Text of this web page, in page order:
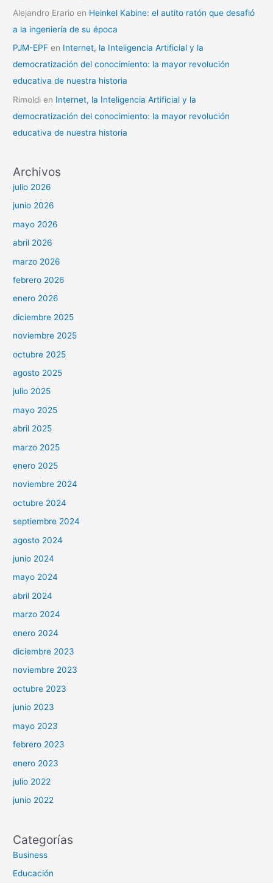
Alejandro Erario en Heinkel Kabine: el autito ratón que desafió
a la ingeniería de su época
PJM-EPF en Internet, la Inteligencia Artificial y la
democratización del conocimiento: la mayor revolución
educativa de nuestra historia
Rimoldi en Internet, la Inteligencia Artificial y la
democratización del conocimiento: la mayor revolución
educativa de nuestra historia
Archivos
julio 2026
junio 2026
mayo 2026
abril 2026
marzo 2026
febrero 2026
enero 2026
diciembre 2025
noviembre 2025
octubre 2025
agosto 2025
julio 2025
mayo 2025
abril 2025
marzo 2025
enero 2025
noviembre 2024
octubre 2024
septiembre 2024
agosto 2024
junio 2024
mayo 2024
abril 2024
marzo 2024
enero 2024
diciembre 2023
noviembre 2023
octubre 2023
junio 2023
mayo 2023
febrero 2023
enero 2023
julio 2022
junio 2022
Categorías
Business
Educación